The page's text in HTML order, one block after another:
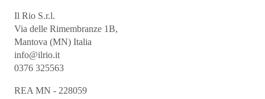
Il Rio S.r.l.
Via delle Rimembranze 1B,
Mantova (MN) Italia
info@ilrio.it
0376 325563
REA MN - 228059